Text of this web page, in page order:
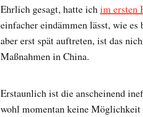
Ehrlich gesagt, hatte ichim ersten
einfacher eindämmen lässt, wie
aber erst spät auftreten, ist das
Maßnahmen in China.
Erstaunlich ist die anscheinend
wohl momentan keine Möglichkeit